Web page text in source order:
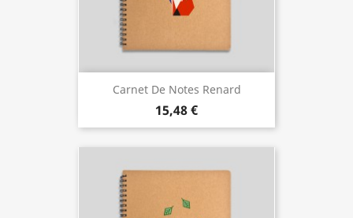
Carnet De Notes Renard
15,48 €